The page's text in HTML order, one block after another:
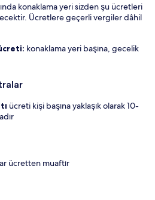
konaklama yeri sizden şu ücretleri
Ücretlere geçerli vergiler dâhil
konaklama yeri başına, gecelik
ücreti kişi başına yaklaşık olarak 10-
ücretten muaftır